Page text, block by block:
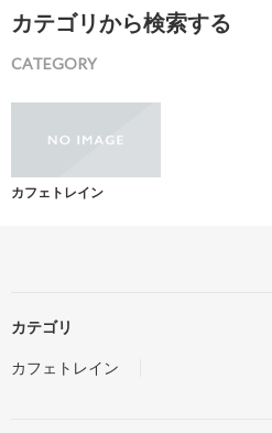
カテゴリから検索する
CATEGORY
カフェトレイン
カテゴリ
カフェトレイン